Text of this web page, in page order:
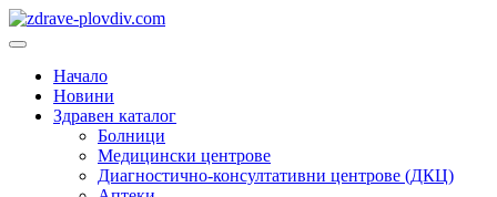
Преминете
към
Основно
Начало
Новини
Здравен каталог
Болници
Медицински центрове
Диагностично-консултативни центрове (ДКЦ)